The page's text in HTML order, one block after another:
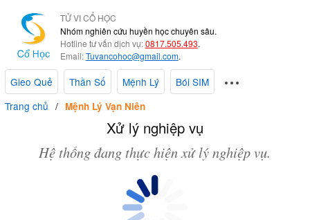
TỬ VI CỔ HỌC
Nhóm nghiên cứu huyền học chuyên sâu.
Hotline tư vấn dịch vụ:0817.505.493.
Email:Tuvancohoc@gmail.com.
Gieo Quẻ Thần Số Mệnh Lý
Bói SIM
Trang chủ
Mệnh Lý Vạn Niên
Xử lý nghiệp vụ
Hệ thống đang thực hiện xử lý nghiệp vụ.